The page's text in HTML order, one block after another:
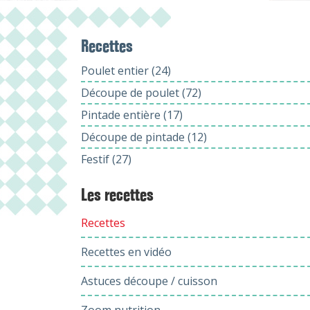
Recettes
Poulet entier (24)
Découpe de poulet (72)
Pintade entière (17)
Découpe de pintade (12)
Festif (27)
Les recettes
Recettes
Recettes en vidéo
Astuces découpe / cuisson